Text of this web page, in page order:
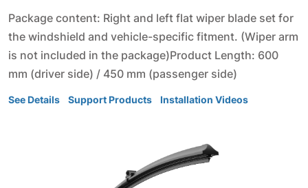
Package content: Right and left flat wiper blade set for
the windshield and vehicle-specific fitment. (Wiper arm
is not included in the package)Product Length: 600
mm (driver side) / 450 mm (passenger side)
See Details Support Products Installation Videos